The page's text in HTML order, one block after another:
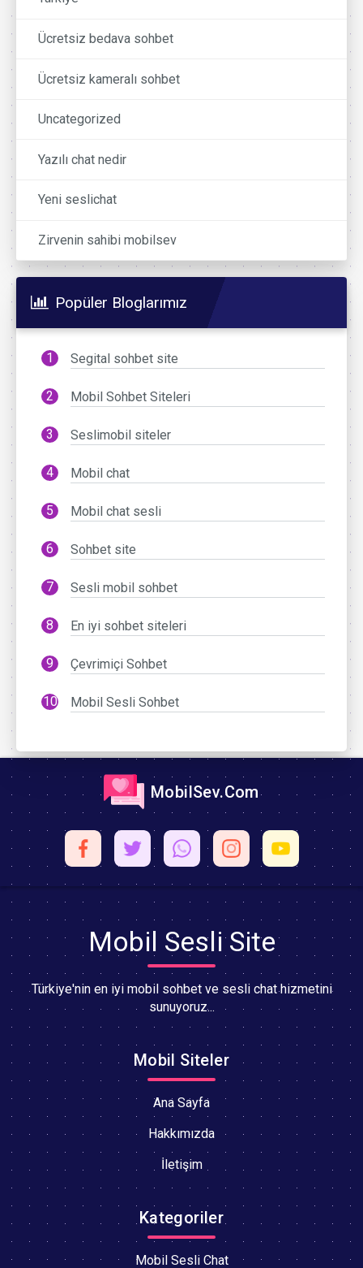
Ücretsiz bedava sohbet
Ücretsiz kameralı sohbet
Uncategorized
Yazılı chat nedir
Yeni seslichat
Zirvenin sahibi mobilsev
Popüler Bloglarımız
Segital sohbet site
Mobil Sohbet Siteleri
Seslimobil siteler
Mobil chat
Mobil chat sesli
Sohbet site
Sesli mobil sohbet
En iyi sohbet siteleri
Çevrimiçi Sohbet
Mobil Sesli Sohbet
MobilSev.Com
Mobil Sesli Site
Türkiye'nin en iyi mobil sohbet ve sesli chat hizmetini
sunuyoruz...
Mobil Siteler
Ana Sayfa
Hakkımızda
İletişim
Kategoriler
Mobil Sesli Chat